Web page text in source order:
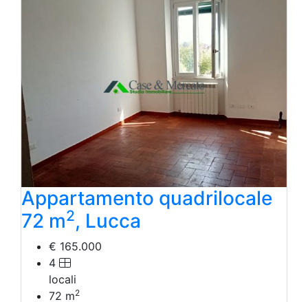
Appartamento quadrilocale
72 m2, Lucca
€ 165.000
4
locali
72 m2